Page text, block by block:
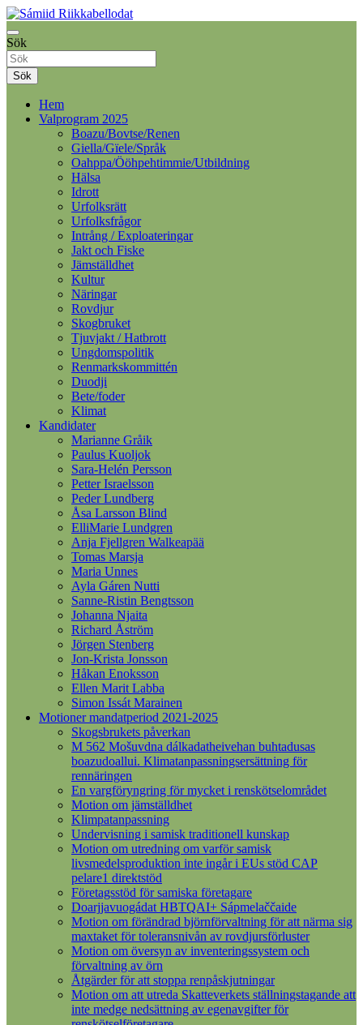
Sámiid Riikkabellodat
Samelandspartiet
Sök
Sök
Hem
Valprogram 2025
Boazu/Bovtse/Renen
Giella/Gïele/Språk
Oahppa/Ööhpehtimmie/Utbildning
Hälsa
Idrott
Urfolksrätt
Urfolksfrågor
Intrång / Exploateringar
Jakt och Fiske
Jämställdhet
Kultur
Näringar
Rovdjur
Skogbruket
Tjuvjakt / Hatbrott
Ungdomspolitik
Renmarkskommittén
Duodji
Bete/foder
Klimat
Kandidater
Marianne Gråik
Paulus Kuoljok
Sara-Helén Persson
Petter Israelsson
Peder Lundberg
Åsa Larsson Blind
ElliMarie Lundgren
Anja Fjellgren Walkeapää
Tomas Marsja
Maria Unnes
Ayla Gáren Nutti
Sanne-Ristin Bengtsson
Johanna Njaita
Richard Åström
Jörgen Stenberg
Jon-Krista Jonsson
Håkan Enoksson
Ellen Marit Labba
Simon Issát Marainen
Motioner mandatperiod 2021-2025
Skogsbrukets påverkan
M 562 Mošuvdna dálkadatheivehan buhtadusas
boazudoallui. Klimatanpassningsersättning för
rennäringen
En vargföryngring för mycket i renskötselområdet
Motion om jämställdhet
Klimpatanpassning
Undervisning i samisk traditionell kunskap
Motion om utredning om varför samisk
livsmedelsproduktion inte ingår i EUs stöd CAP
pelare1 direktstöd
Företagsstöd för samiska företagare
Doarjjavuogádat HBTQAI+ Sápmelaččaide
Motion om förändrad björnförvaltning för att närma sig
maxtaket för toleransnivån av rovdjursförluster
Motion om översyn av inventeringssystem och
förvaltning av örn
Åtgärder för att stoppa renpåskjutningar
Motion om att utreda Skatteverkets ställningstagande att
inte medge nedsättning av egenavgifter för